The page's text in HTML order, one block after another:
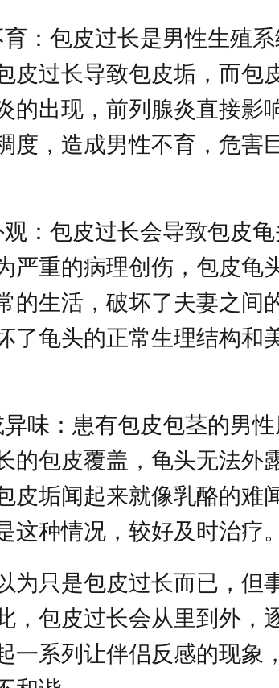
：包皮过长是男性生殖
皮过长导致包皮垢，而包
的出现，前列腺炎直接影
度，造成男性不育，危害
：包皮过长会导致包皮
严重的病理创伤，包皮龟
的生活，破坏了夫妻之间
了龟头的正常生理结构和
味：患有包皮包茎的男性
的包皮覆盖，龟头无法外
皮垢闻起来就像乳酪的难
这种情况，较好及时治疗。
为只是包皮过长而已，但
，包皮过长会从里到外，
一系列让伴侣反感的现象